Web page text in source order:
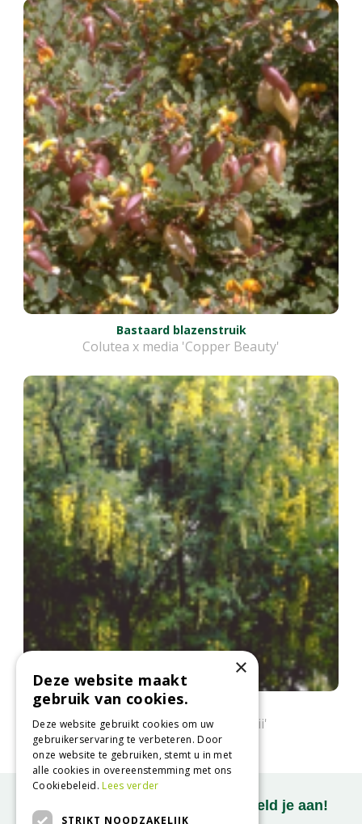
Bastaard blazenstruik
Colutea x media 'Copper Beauty'
Bastaardgoudenregen
Laburnum x watereri 'Vossii'
Onze nieuwsbrief ontvangen? Meld je aan!
×
Deze website maakt
gebruik van cookies.
Deze website gebruikt cookies om uw
gebruikerservaring te verbeteren. Door
onze website te gebruiken, stemt u in met
alle cookies in overeenstemming met ons
Cookiebeleid.Lees verder
STRIKT NOODZAKELIJK